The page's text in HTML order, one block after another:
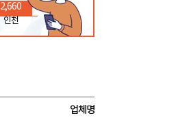
2,660
인천
업체명